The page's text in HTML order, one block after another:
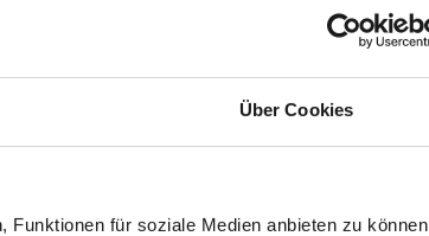
Über Cookies
für soziale Medien anbieten zu können